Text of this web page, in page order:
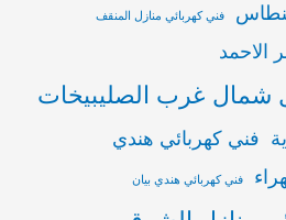
فني كهربائي منازل المنقف
الاحمد
شمال غرب الصليبيخات
فني كهربائي هندي
فني كهربائي هندي بيان